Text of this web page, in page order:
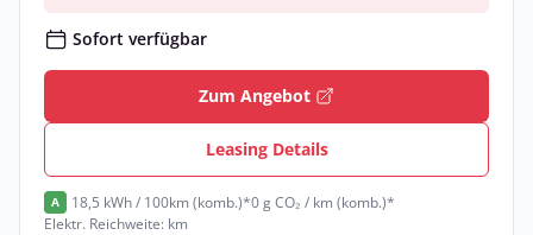
Sofort verfügbar
Zum Angebot
Leasing Details
A 18,5 kWh / 100km (komb.)*0 g CO₂ / km (komb.)*
Elektr. Reichweite: km